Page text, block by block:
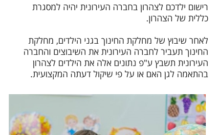
רישום ילדכם לצהרון בחברה העירונית יהיה למסגרת
כללית של הצהרון.
לאחר שיבוץ של מחלקת החינוך בגני הילדים, מחלקת
החינוך תעביר לחברה העירונית את השיבוצים והחברה
העירונית תשבץ ע"פ נתונים אלה את הילדים לצהרון
בהתאמה לגן האם או על פי שיקול דעתה המקצועית.